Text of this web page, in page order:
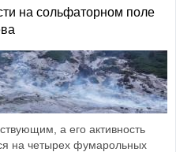
на сольфаторном поле
а его активность
на четырех фумарольных